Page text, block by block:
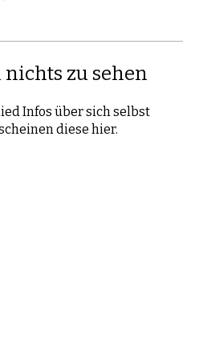
nichts zu sehen
Infos über sich selbst
diese hier.